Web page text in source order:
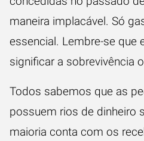
maneira implacável. Só
essencial. Lembre-se que
significar a sobrevivência
Todos sabemos que as
possuem rios de dinheiro
maioria conta com os